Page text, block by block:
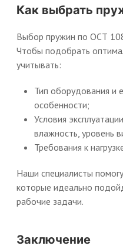
Как выбрать
Выбор пружин по ОСТ
Чтобы подобрать
учитывать:
Тип оборудования и
особенности;
Условия
влажность, уровень
Требования к
Наши специалисты
которые идеально
рабочие задачи.
Заключение